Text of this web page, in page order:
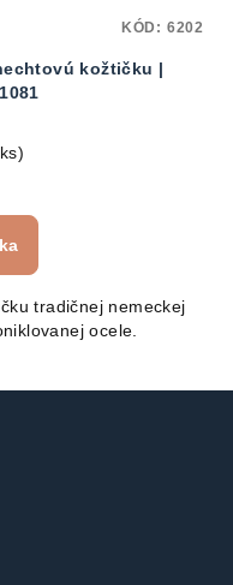
kožtičku |
tradičnej nemeckej
ocele.
KÓD: 6202